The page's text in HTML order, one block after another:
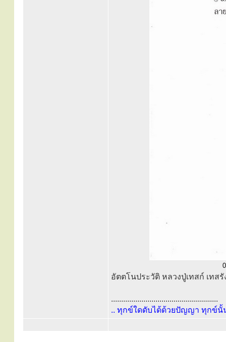
อัตตโนประวัติ หลวงปู่เทสก์ เทสรั
.....................................................
.. ทุกข์ใดดับได้ด้วยปัญญา ทุกข์นั้